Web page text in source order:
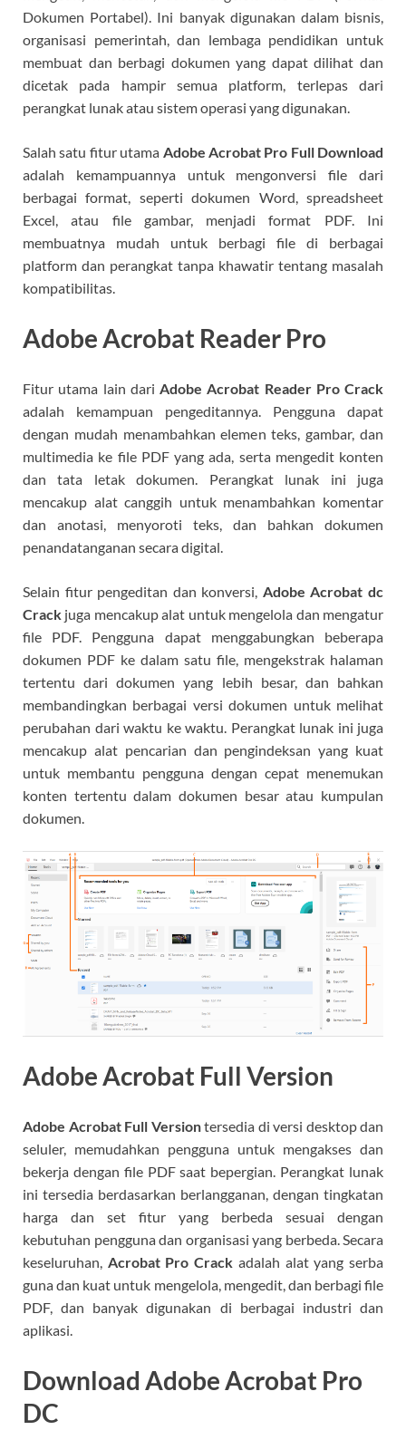
Dokumen Portabel). Ini banyak digunakan dalam bisnis,
organisasi pemerintah, dan lembaga pendidikan untuk
membuat dan berbagi dokumen yang dapat dilihat dan
dicetak pada hampir semua platform, terlepas dari
perangkat lunak atau sistem operasi yang digunakan.
Salah satu fitur utama Adobe Acrobat Pro Full Download
adalah kemampuannya untuk mengonversi file dari
berbagai format, seperti dokumen Word, spreadsheet
Excel, atau file gambar, menjadi format PDF. Ini
membuatnya mudah untuk berbagi file di berbagai
platform dan perangkat tanpa khawatir tentang masalah
kompatibilitas.
Adobe Acrobat Reader Pro
Fitur utama lain dari Adobe Acrobat Reader Pro Crack
adalah kemampuan pengeditannya. Pengguna dapat
dengan mudah menambahkan elemen teks, gambar, dan
multimedia ke file PDF yang ada, serta mengedit konten
dan tata letak dokumen. Perangkat lunak ini juga
mencakup alat canggih untuk menambahkan komentar
dan anotasi, menyoroti teks, dan bahkan dokumen
penandatanganan secara digital.
Selain fitur pengeditan dan konversi, Adobe Acrobat dc
Crack juga mencakup alat untuk mengelola dan mengatur
file PDF. Pengguna dapat menggabungkan beberapa
dokumen PDF ke dalam satu file, mengekstrak halaman
tertentu dari dokumen yang lebih besar, dan bahkan
membandingkan berbagai versi dokumen untuk melihat
perubahan dari waktu ke waktu. Perangkat lunak ini juga
mencakup alat pencarian dan pengindeksan yang kuat
untuk membantu pengguna dengan cepat menemukan
konten tertentu dalam dokumen besar atau kumpulan
dokumen.
Adobe Acrobat Full Version
Adobe Acrobat Full Versiontersedia di versi desktop dan
seluler, memudahkan pengguna untuk mengakses dan
bekerja dengan file PDF saat bepergian. Perangkat lunak
ini tersedia berdasarkan berlangganan, dengan tingkatan
harga dan set fitur yang berbeda sesuai dengan
kebutuhan pengguna dan organisasi yang berbeda. Secara
keseluruhan, Acrobat Pro Crack adalah alat yang serba
guna dan kuat untuk mengelola, mengedit, dan berbagi file
PDF, dan banyak digunakan di berbagai industri dan
aplikasi.
Download Adobe Acrobat Pro
DC